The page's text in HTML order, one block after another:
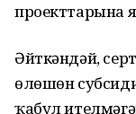
проекттарына
Әйткәндәй,
өлөшөн
ҡабул